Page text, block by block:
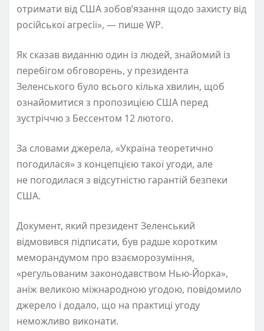
отримати від США зобов’язання щодо захисту від
російської агресії», — пишеWP.
Як сказав виданню один із людей, знайомий із
перебігом обговорень, у президента
Зеленського було всього кілька хвилин, щоб
ознайомитися з пропозицією США перед
зустріччю з Бессентом 12 лютого.
За словами джерела, «Україна теоретично
погодилася»з концепцією такої угоди, але
не погодилася з відсутністю гарантій безпеки
США.
Документ, який президентЗеленський
відмовився підписати, був радше коротким
меморандумом про взаєморозуміння,
«регульованим законодавством Нью-Йорка»,
аніж великою міжнародною угодою, повідомило
джерело і додало, що на практиці угоду
неможливо виконати.